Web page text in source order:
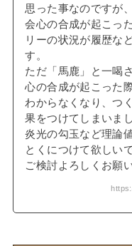
思った事なのですが、
会心の合成が起こっ
リーの状況が履歴な
す。
ただ「馬鹿」と一喝
心の合成が起こった
わからなくなり、つ
果をつけてしまいまし
炎光の勾玉など理論
とくにつけて欲しいで
ご検討よろしくお願